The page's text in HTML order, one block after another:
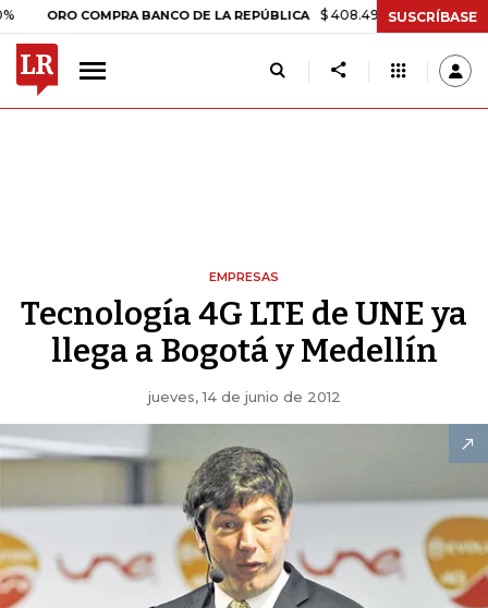
COMPRA BANCO DE LA REPÚBLICA $ 408.498,97 +$ 8.753,81
SUSCRÍBASE
EMPRESAS
Tecnología 4G LTE de UNE ya
llega a Bogotá y Medellín
jueves, 14 de junio de 2012